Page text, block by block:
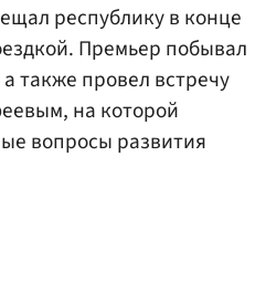
республику в конце
Премьер побывал
также провел встречу
на которой
вопросы развития